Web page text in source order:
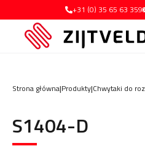
+31 (0) 35 65 63 359
Strona główna|Produkty|Chwytaki do
S1404-D